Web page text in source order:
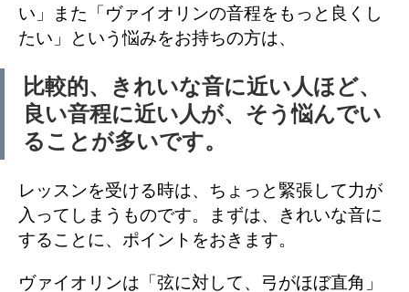
い」また「ヴァイオリンの音程をもっと良くし
たい」という悩みをお持ちの方は、
比較的、きれいな音に近い人ほど、
良い音程に近い人が、そう悩んでい
ることが多いです。
レッスンを受ける時は、ちょっと緊張して力が
入ってしまうものです。まずは、きれいな音に
することに、ポイントをおきます。
ヴァイオリンは「弦に対して、弓がほぼ直角」